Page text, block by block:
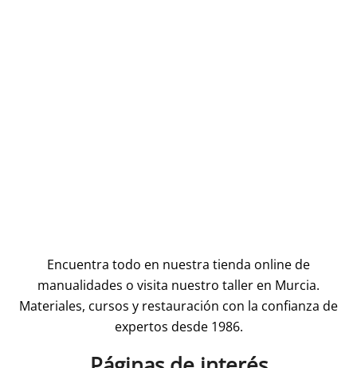
Encuentra todo en nuestra tienda online de
manualidades o visita nuestro taller en Murcia.
Materiales, cursos y restauración con la confianza de
expertos desde 1986.